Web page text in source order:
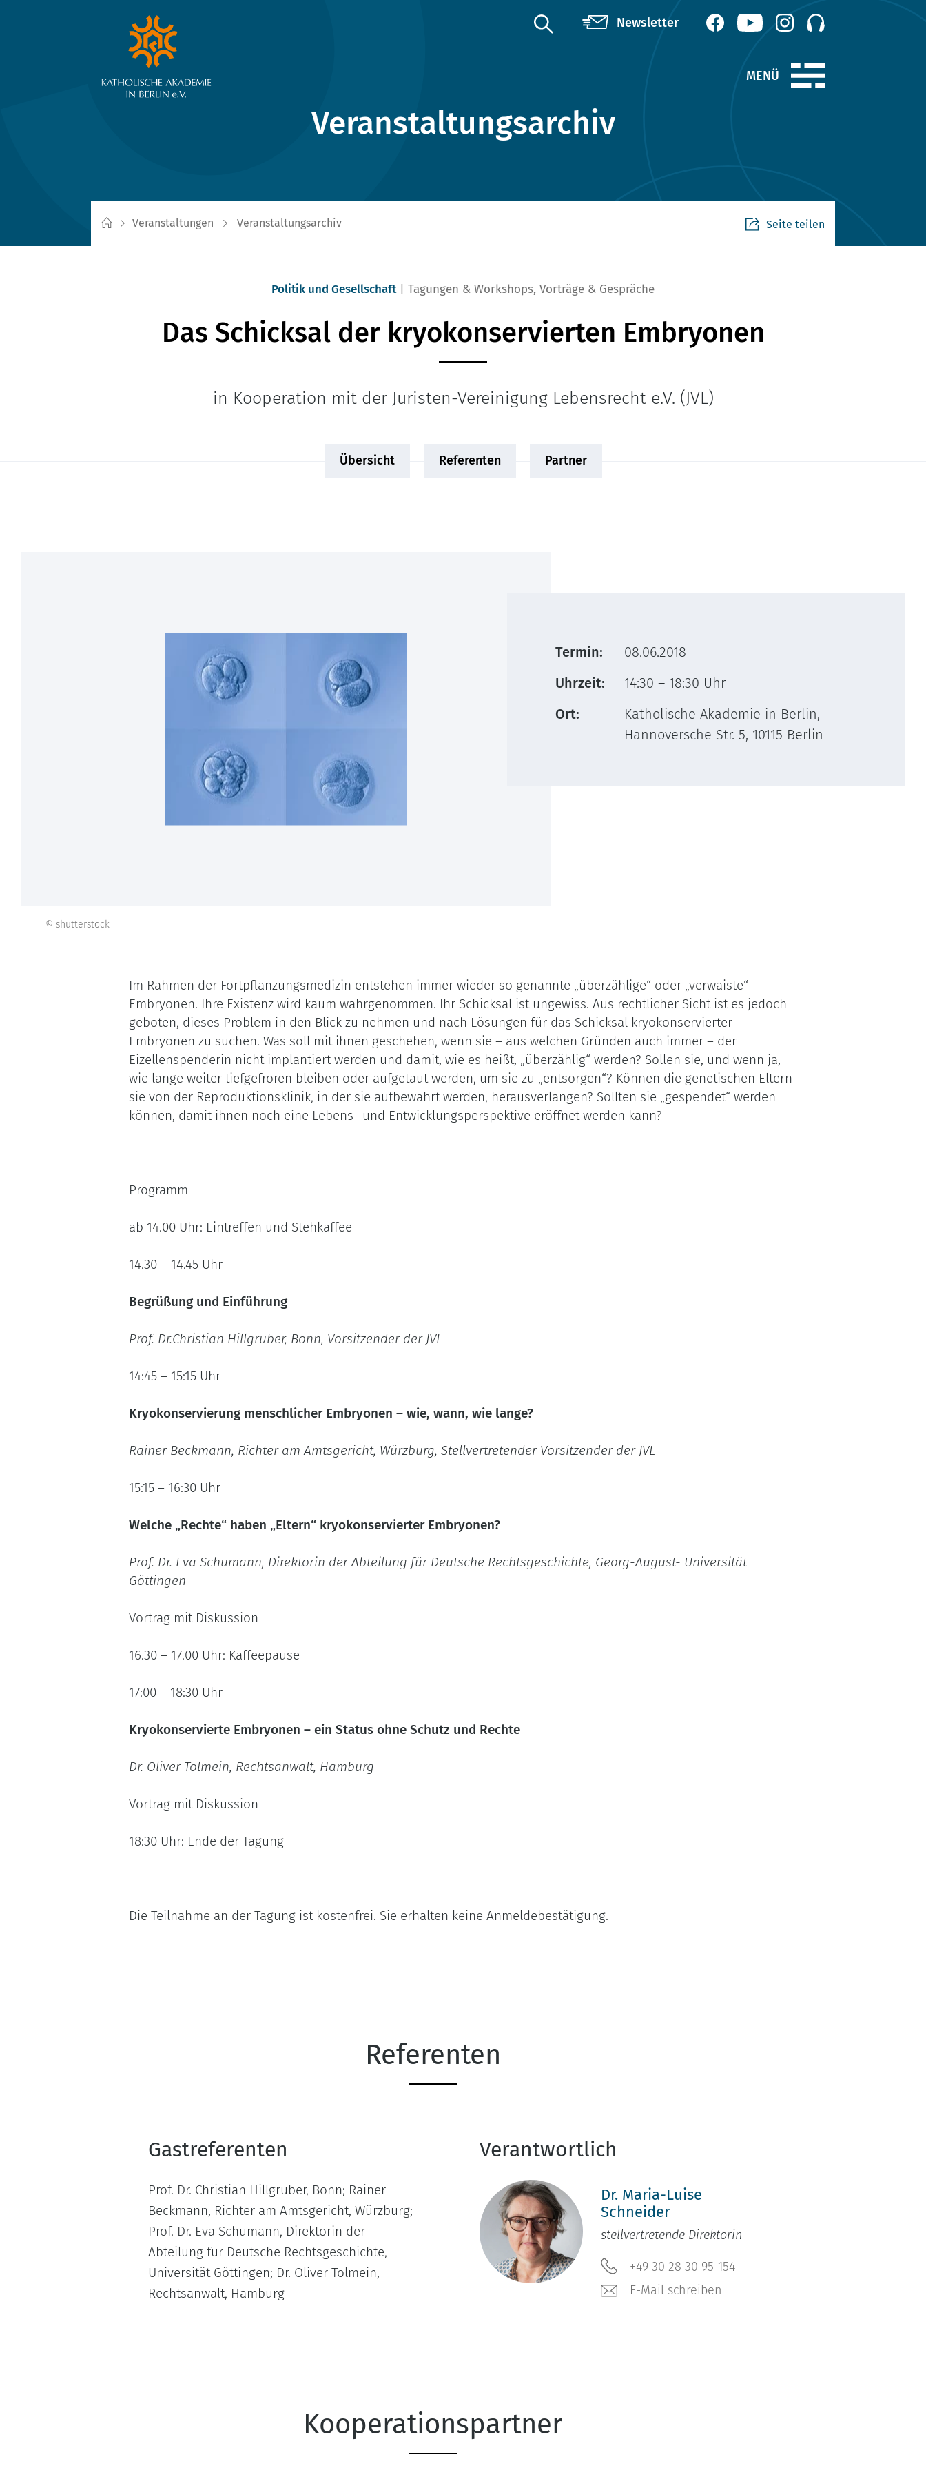
Veranstaltungsarchiv
Veranstaltungen Veranstaltungsarchiv Seite teilen
Politik und Gesellschaft Tagungen & Workshops, Vorträge & Gespräche
Das Schicksal der kryokonservierten Embryonen
in Kooperation mit der Juristen-Vereinigung Lebensrecht e.V. (JVL)
Übersicht Referenten Partner
© shutterstock
Termin:
08.06.2018
Uhrzeit:
14:30 – 18:30 Uhr
Ort:
Katholische Akademie in Berlin,
Hannoversche Str. 5, 10115 Berlin
Im Rahmen der Fortpflanzungsmedizin entstehen immer wieder so genannte „überzählige“ oder „verwaiste“
Embryonen. Ihre Existenz wird kaum wahrgenommen. Ihr Schicksal ist ungewiss. Aus rechtlicher Sicht ist es jedoch
geboten, dieses Problem in den Blick zu nehmen und nach Lösungen für das Schicksal kryokonservierter
Embryonen zu suchen. Was soll mit ihnen geschehen, wenn sie – aus welchen Gründen auch immer – der
Eizellenspenderin nicht implantiert werden und damit, wie es heißt, „überzählig“ werden? Sollen sie, und wenn ja,
wie lange weiter tiefgefroren bleiben oder aufgetaut werden, um sie zu „entsorgen“? Können die genetischen Eltern
sie von der Reproduktionsklinik, in der sie aufbewahrt werden, herausverlangen? Sollten sie „gespendet“ werden
können, damit ihnen noch eine Lebens- und Entwicklungsperspektive eröffnet werden kann?
Programm
ab 14.00 Uhr: Eintreffen und Stehkaffee
14.30 – 14.45 Uhr
Begrüßung und Einführung
Prof. Dr.Christian Hillgruber, Bonn, Vorsitzender der JVL
14:45 – 15:15 Uhr
Kryokonservierung menschlicher Embryonen – wie, wann, wie lange?
Rainer Beckmann, Richter am Amtsgericht, Würzburg, Stellvertretender Vorsitzender der JVL
15:15 – 16:30 Uhr
Welche „Rechte“ haben „Eltern“ kryokonservierter Embryonen?
Prof. Dr. Eva Schumann, Direktorin der Abteilung für Deutsche Rechtsgeschichte, Georg-August- Universität
Göttingen
Vortrag mit Diskussion
16.30 – 17.00 Uhr: Kaffeepause
17:00 – 18:30 Uhr
Kryokonservierte Embryonen – ein Status ohne Schutz und Rechte
Dr. Oliver Tolmein, Rechtsanwalt, Hamburg
Vortrag mit Diskussion
18:30 Uhr: Ende der Tagung
Die Teilnahme an der Tagung ist kostenfrei. Sie erhalten keine Anmeldebestätigung.
Referenten
Gastreferenten
Prof. Dr. Christian Hillgruber, Bonn; Rainer
Beckmann, Richter am Amtsgericht, Würzburg;
Prof. Dr. Eva Schumann, Direktorin der
Abteilung für Deutsche Rechtsgeschichte,
Universität Göttingen; Dr. Oliver Tolmein,
Rechtsanwalt, Hamburg
Verantwortlich
Dr. Maria-Luise
Schneider
stellvertretende Direktorin
+49 30 28 30 95-154
E-Mail schreiben
Kooperationspartner